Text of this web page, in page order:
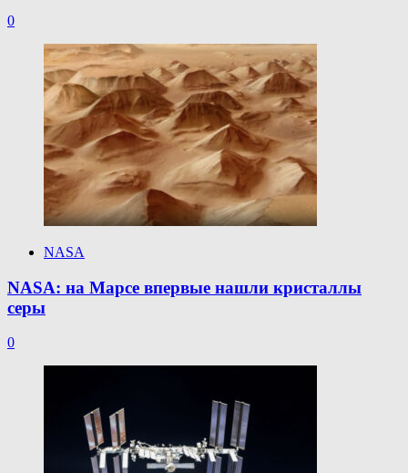
0
NASA
NASA: на Марсе впервые нашли кристаллы
серы
0